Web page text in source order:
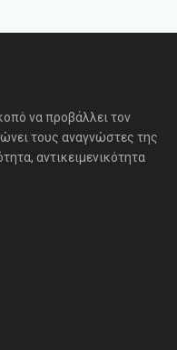
να προβάλλει τον
τους αναγνώστες της
αντικειμενικότητα